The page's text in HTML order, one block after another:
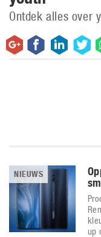
Ontdek alles over
NIEUWS
up